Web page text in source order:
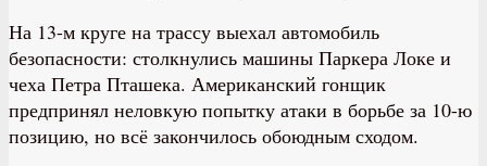
На 13-м круге на трассу выехал автомобиль
безопасности: столкнулись машины Паркера Локе и
чеха Петра Пташека. Американский гонщик
предпринял неловкую попытку атаки в борьбе за 10-ю
позицию, но всё закончилось обоюдным сходом.